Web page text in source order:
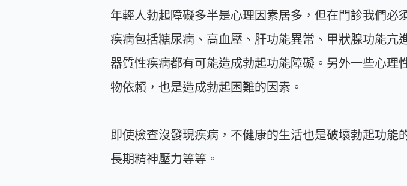
年輕人勃起障礙多半是心理因素居多，但在門診我們
疾病包括糖尿病、高血壓、肝功能異常、甲狀腺功能
器質性疾病都有可能造成勃起功能障礙。另外一些心
物依賴，也是造成勃起困難的因素。
即使檢查沒發現疾病，不健康的生活也是破壞勃起功能
長期精神壓力等等。